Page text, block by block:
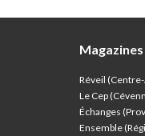
Magazines
Réveil
Le Cep
Échanges
Ensemble